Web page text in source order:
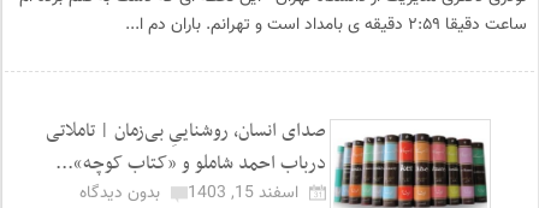
ساعت دقیقا ۲:۵۹ دقیقه ی بامداد است و تهرانم. باران دم ا...
صدای انسان، روشناییِ بی‌زمان | تاملاتی
درباب احمد شاملو و «کتاب کوچه»...
اسفند 15, 1403
بدون دیدگاه